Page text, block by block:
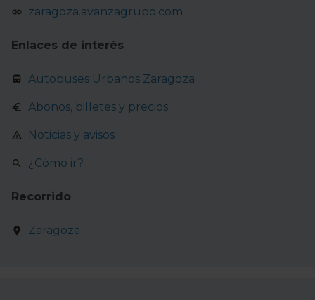
zaragoza.avanzagrupo.com
Enlaces de interés
Autobuses Urbanos Zaragoza
Abonos, billetes y precios
Noticias y avisos
¿Cómo ir?
Recorrido
Zaragoza